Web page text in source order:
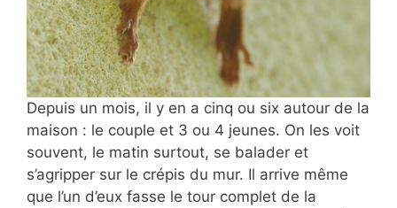
Depuis un mois, il y en a cinq ou six autour de la
maison : le couple et 3 ou 4 jeunes. On les voit
souvent, le matin surtout, se balader et
s’agripper sur le crépis du mur. Il arrive même
que l’un d’eux fasse le tour complet de la